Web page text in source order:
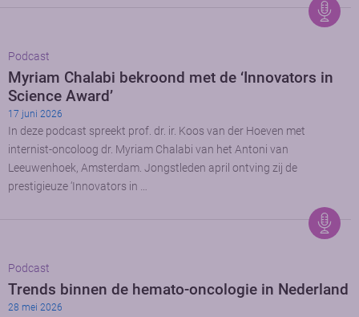
Podcast
Myriam Chalabi bekroond met de ‘Innovators in
Science Award’
17 juni 2026
In deze podcast spreekt prof. dr. ir. Koos van der Hoeven met
internist-oncoloog dr. Myriam Chalabi van het Antoni van
Leeuwenhoek, Amsterdam. Jongstleden april ontving zij de
prestigieuze ‘Innovators in …
Podcast
Trends binnen de hemato-oncologie in Nederland
28 mei 2026